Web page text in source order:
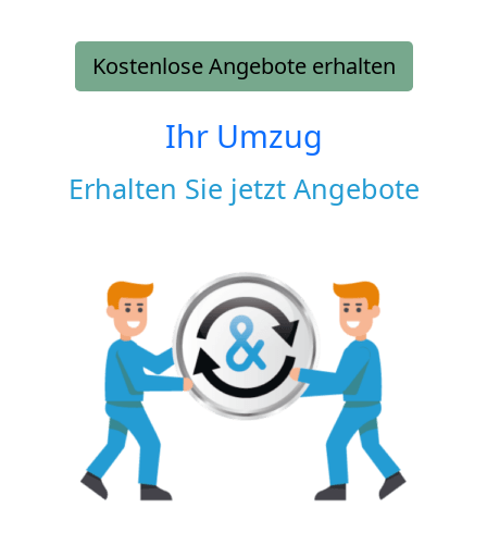
Kostenlose Angebote erhalten
Ihr Umzug
Erhalten Sie jetzt Angebote